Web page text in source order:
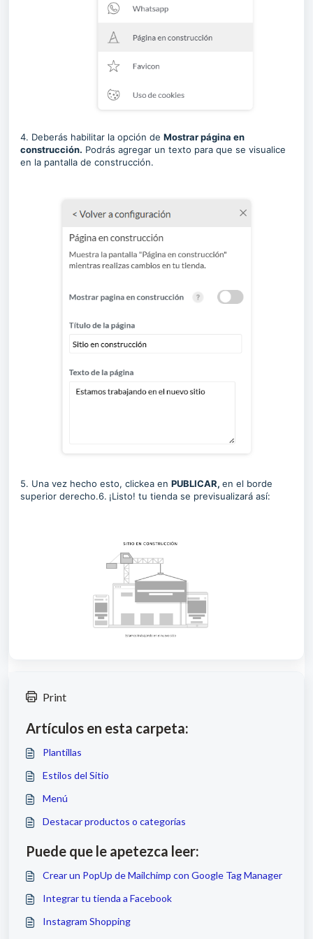
4. Deberás habilitar la opción de Mostrar página en
construcción. Podrás agregar un texto para que se visualice
en la pantalla de construcción.
5. Una vez hecho esto, clickea en PUBLICAR, en el borde
superior derecho.6. ¡Listo! tu tienda se previsualizará así:
Print
Artículos en esta carpeta:
Plantillas
Estilos del Sitio
Menú
Destacar productos o categorías
Puede que le apetezca leer:
Crear un PopUp de Mailchimp con Google Tag Manager
Integrar tu tienda a Facebook
Instagram Shopping